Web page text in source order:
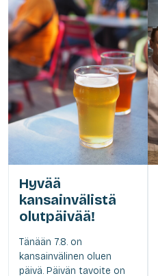
Hyvää
kansainvälistä
olutpäivää!
Tänään 7.8. on
kansainvälinen oluen
päivä. Päivän tavoite on